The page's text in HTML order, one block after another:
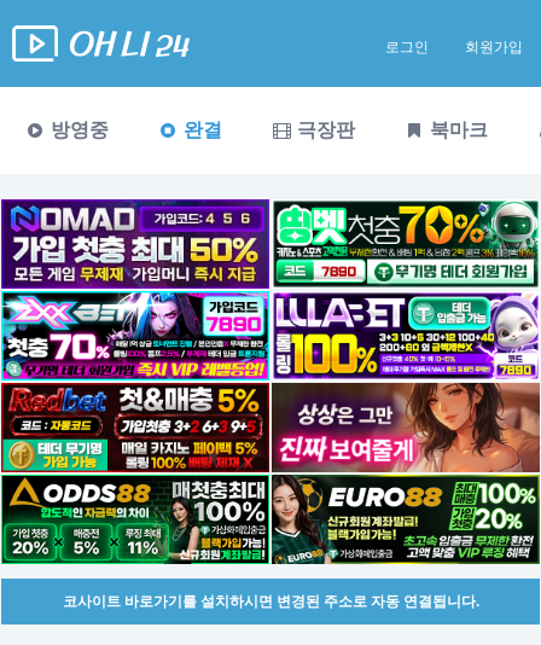
로그인 회원가입
방영중 완결 극장판 북마크
코사이트 바로가기를 설치하시면 변경된 주소로 자동 연결됩니다.